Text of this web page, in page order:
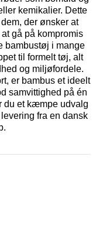
kemikalier. Dette
der ønsker at
gå på kompromis
bambustøj i mange
til formelt tøj, alt
og miljøfordele.
er bambus et ideelt
samvittighed på én
du et kæmpe udvalg
fra en dansk